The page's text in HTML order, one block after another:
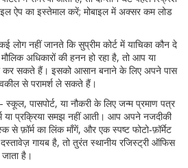
ऐप का इस्तेमाल करें; मोबाइल में अक्सर कम लोड
लोग नहीं जानते कि सुप्रीम कोर्ट में याचिका कौन दे
अधिकारों की हनन हो रहा है, तो आप या
कर सकते हैं। इसको आसान बनाने के लिए अपने पास
से परामर्श ले सकते हैं।
स्कूल, पासपोर्ट, या नौकरी के लिए जन्म प्रमाण पत्र
या प्रक्रिया समझ नहीं आती। आप अपने नजदीकी
से फ़ॉर्म का लिंक माँगें, और एक स्पष्ट फोटो‑फ़ॉर्मेट
गायब है, तो तुरंत स्थानीय रजिस्ट्री ऑफिस
है।